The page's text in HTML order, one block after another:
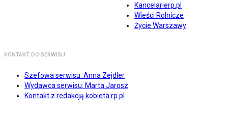
Kancelarierp.pl
Wieści Rolnicze
Życie Warszawy
KONTAKT DO SERWISU
Szefowa serwisu: Anna Zejdler
Wydawca serwisu: Marta Jarosz
Kontakt z redakcją kobieta.rp.pl